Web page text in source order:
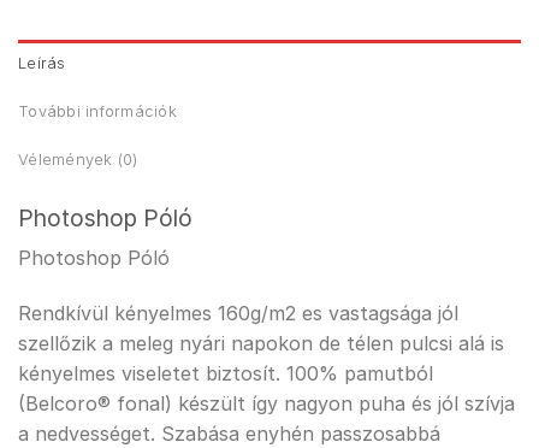
Leírás
További információk
Vélemények (0)
Photoshop Póló
Photoshop Póló
Rendkívül kényelmes 160g/m2 es vastagsága jól
szellőzik a meleg nyári napokon de télen pulcsi alá is
kényelmes viseletet biztosít. 100% pamutból
(Belcoro® fonal) készült így nagyon puha és jól szívja
a nedvességet. Szabása enyhén passzosabbá